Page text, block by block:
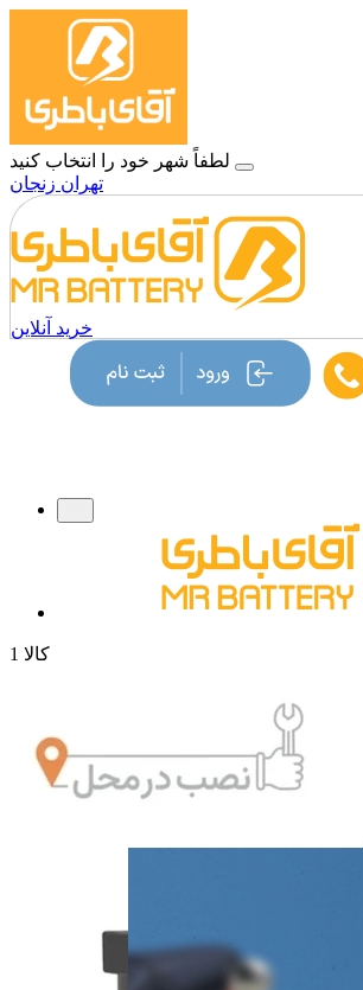
تهران زنجان
خرید آنلاین
1 کالا